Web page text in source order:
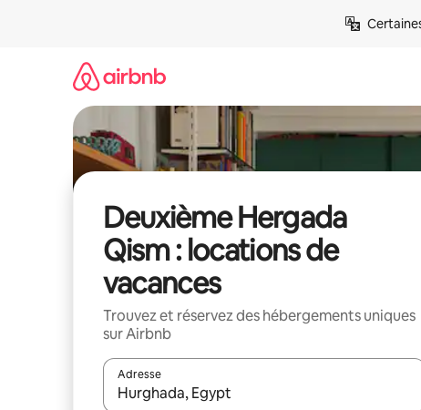
Deuxième Hergada
Qism : locations de
vacances
Trouvez et réservez des hébergements uniques
sur Airbnb
Adresse
Lorsque les résultats s'affichent, utilisez les